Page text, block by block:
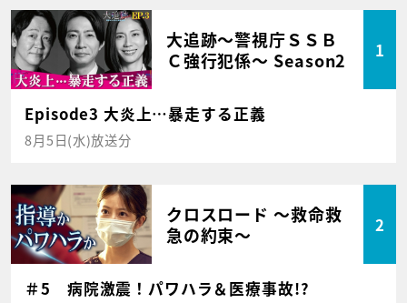
大追跡～警視庁ＳＳＢ
Ｃ強行犯係～ Season2
1
Episode3 大炎上…暴走する正義
8月5日(水)放送分
クロスロード ～救命救
急の約束～
2
＃5 病院激震！パワハラ＆医療事故!?